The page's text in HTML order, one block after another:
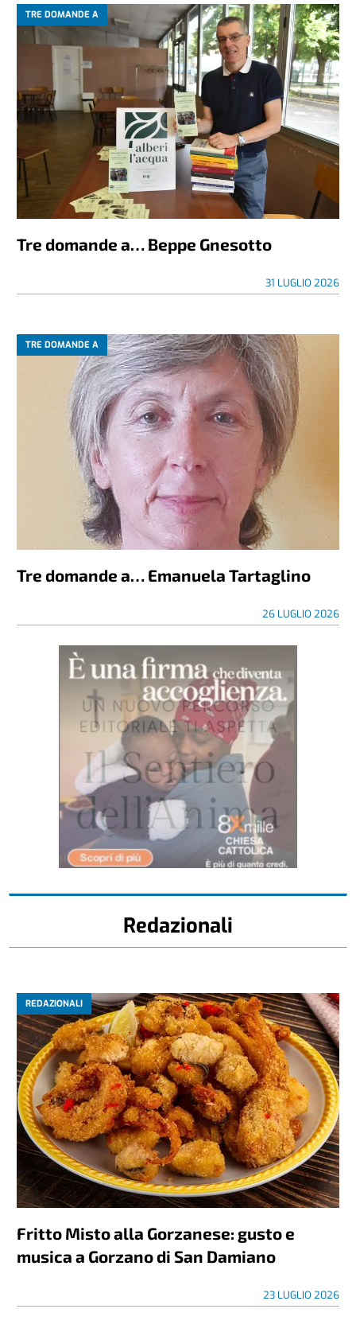
TRE DOMANDE A
Tre domande a… Beppe Gnesotto
31 LUGLIO 2026
TRE DOMANDE A
Tre domande a… Emanuela Tartaglino
26 LUGLIO 2026
Redazionali
REDAZIONALI
Fritto Misto alla Gorzanese: gusto e
musica a Gorzano di San Damiano
23 LUGLIO 2026